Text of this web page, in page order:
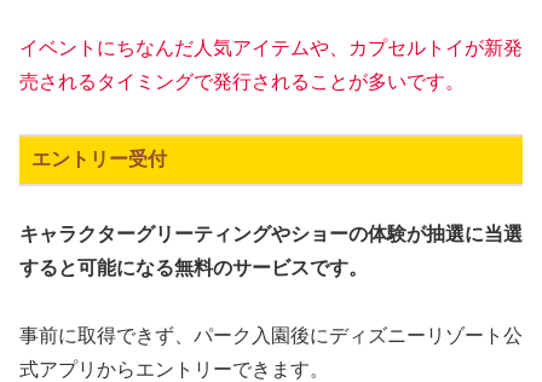
イベントにちなんだ人気アイテムや、カプセルトイが新発
売されるタイミングで発行されることが多いです。
エントリー受付
キャラクターグリーティングやショーの体験が抽選に当選
すると可能になる無料のサービスです。
事前に取得できず、パーク入園後にディズニーリゾート公
式アプリからエントリーできます。